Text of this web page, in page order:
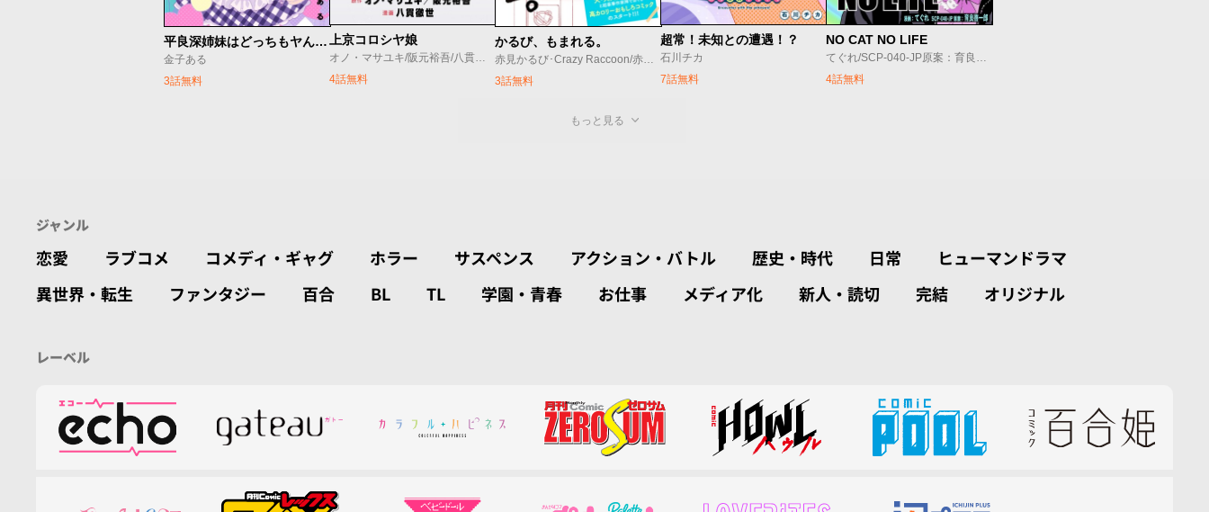
平良深姉妹はどっちもヤんでる
金子ある
3話無料
上京コロシヤ娘
オノ・マサユキ/阪元裕吾/八貫徹世
4話無料
かるび、もまれる。
赤見かるび･Crazy Raccoon/赤坂アカ･しろまんた/しろまんた
3話無料
超常！未知との遭遇！？
石川チカ
7話無料
NO CAT NO LIFE
てぐれ/SCP-040-JP原案：育良啓一郎
4話無料
もっと見る
ジャンル
恋愛 ラブコメ コメディ・ギャグ ホラー サスペンス アクション・バトル 歴史・時代 日常
ヒューマンドラマ
異世界・転生
ファンタジー 百合 BL TL 学園・青春 お仕事 メディア化 新人・読切 完結 オリジナル
レーベル